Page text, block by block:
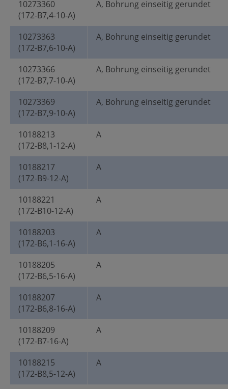
10273360
(172-B7,4-10-A)
A, Bohrung einseitig gerundet
10273363
(172-B7,6-10-A)
A, Bohrung einseitig gerundet
10273366
(172-B7,7-10-A)
A, Bohrung einseitig gerundet
10273369
(172-B7,9-10-A)
A, Bohrung einseitig gerundet
10188213
(172-B8,1-12-A)
A
10188217
(172-B9-12-A)
A
10188221
(172-B10-12-A)
A
10188203
(172-B6,1-16-A)
A
10188205
(172-B6,5-16-A)
A
10188207
(172-B6,8-16-A)
A
10188209
(172-B7-16-A)
A
10188215
(172-B8,5-12-A)
A